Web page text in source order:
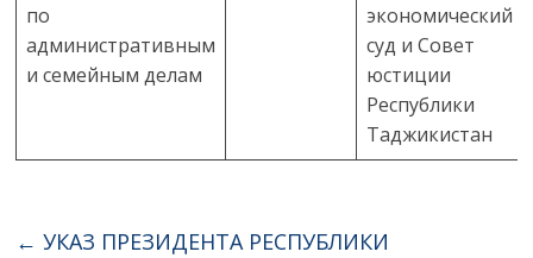
по
административным
и семейным делам
экономический
суд и Совет
юстиции
Республики
Таджикистан
← УКАЗ ПРЕЗИДЕНТА РЕСПУБЛИКИ